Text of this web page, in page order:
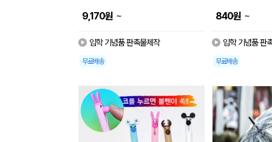
9,170원 ~
입학 기념품 판촉물제작
무료배송
840원 ~
입학 기념품 판
무료배송